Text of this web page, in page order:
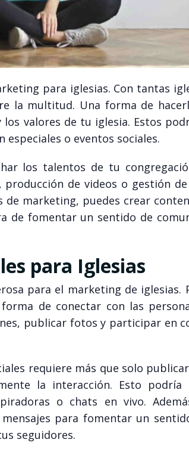
para iglesias. Con tantas
la multitud. Una forma de
valores de tu iglesia. Estos
o eventos sociales.
los talentos de tu
de videos o gestión de
marketing, puedes crear
de fomentar un sentido de
para Iglesias
para el marketing de iglesias.
de conectar con las
publicar fotos y participar en
requiere más que solo
la interacción. Esto
o chats en vivo.
para fomentar un
seguidores.